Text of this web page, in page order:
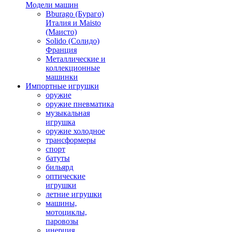
Модели машин
Bburago (Бураго)
Италия и Maisto
(Маисто)
Solido (Солидо)
Франция
Металлические и
коллекционные
машинки
Импортные игрушки
оружие
оружие пневматика
музыкальная
игрушка
оружие холодное
трансформеры
спорт
батуты
бильярд
оптические
игрушки
летние игрушки
машины,
мотоциклы,
паровозы
инерция